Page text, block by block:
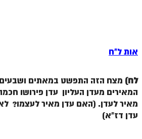
אות ל"ח
לח) מצח הזה התפשט במאתים ושבעים
המאירים מעדן העליון עדן פירושו
מאיר לעדן. (האם עדן מאיר לעצמו?
עדן דז"א)